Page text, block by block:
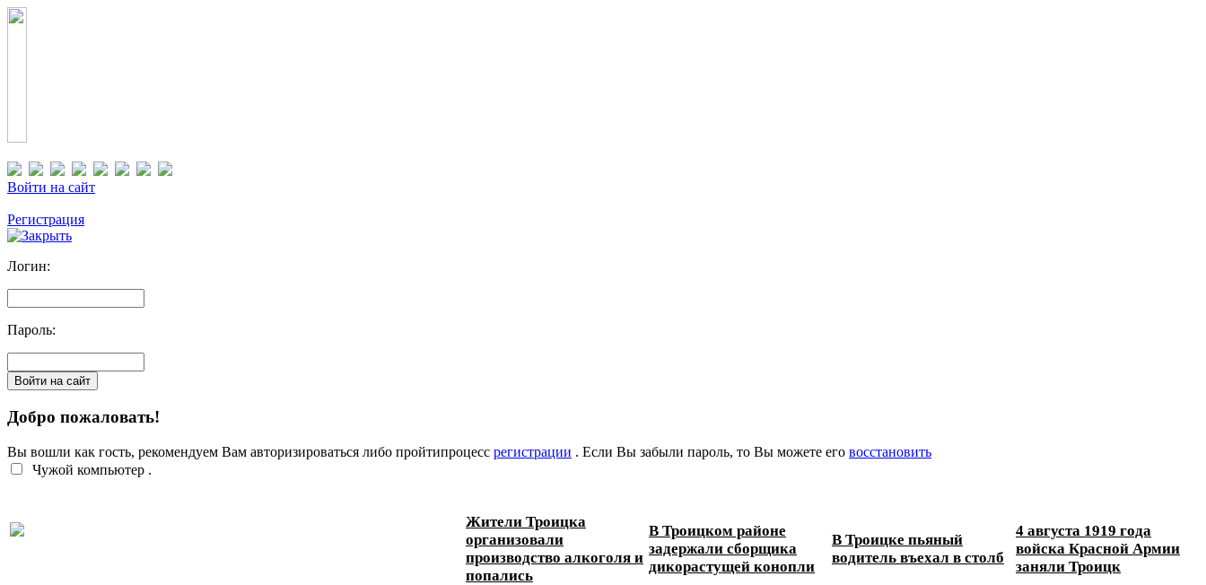
Войти на сайт
Регистрация
Логин:
Пароль:
Добро пожаловать!
Вы вошли как гость, рекомендуем Вам авторизироваться либо пройтипроцесс регистрации . Если Вы забыли пароль, то Вы можете его восстановить
Чужой компьютер .
Жители Троицка
организовали
производство алкоголя и
попались
В Троицком районе
задержали сборщика
дикорастущей конопли
В Троицке пьяный
водитель въехал в столб
4 августа 1919 года
войска Красной Армии
заняли Троицк